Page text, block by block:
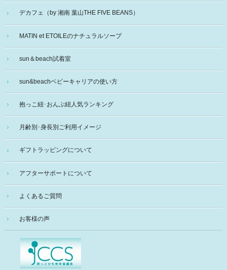
デカフェ（by 湘南 葉山THE FIVE BEANS）
MATIN et ETOILEのナチュラルソープ
sun＆beach試着室
sun&beachベビーキャリアの使い方
抱っこ紐･おんぶ紐人気ランキング
月齢別･身長別ご利用イメージ
ギフトラッピングについて
アフターサポートについて
よくあるご質問
お客様の声